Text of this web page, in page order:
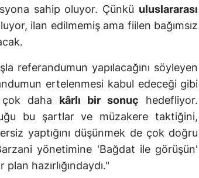
sahip oluyor. Çünkü uluslararası
ilan edilmemiş ama fiilen bağımsız
referandumun yapılacağını söyleyen
ertelenmesi kabul edeceği gibi
daha kârlı bir sonuç hedefliyor.
bu şartlar ve müzakere taktiğini,
yaptığını düşünmek de çok doğru
yönetimine 'Bağdat ile görüşün'
hazırlığındaydı."